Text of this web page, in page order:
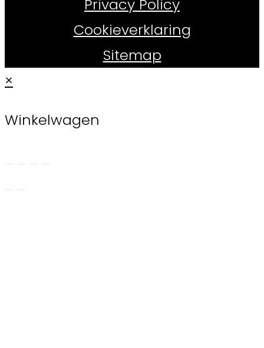
Privacy Policy
Cookieverklaring
Sitemap
×
Winkelwagen